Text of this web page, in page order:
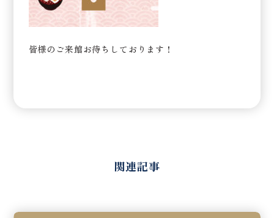
皆様のご来館お待ちしております！
関連記事